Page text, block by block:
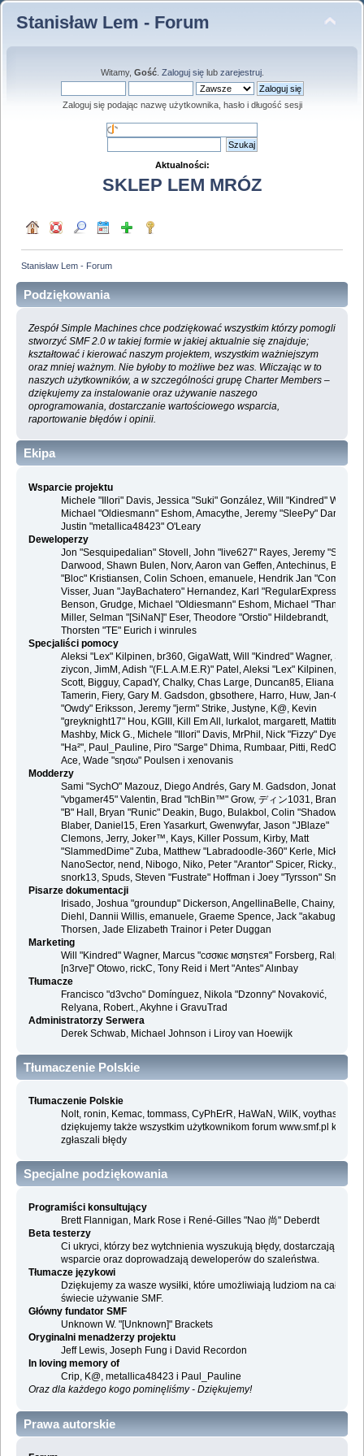
Stanisław Lem - Forum
Witamy, Gość. Zaloguj sięlub zarejestruj.
Zaloguj się podając nazwę użytkownika, hasło i długość sesji
Aktualności:
SKLEP LEM MRÓZ
Stanisław Lem - Forum
Podziękowania
Zespół Simple Machines chce podziękować wszystkim którzy pomogli
stworzyć SMF 2.0 w takiej formie w jakiej aktualnie się znajduje;
kształtować i kierować naszym projektem, wszystkim ważniejszym
oraz mniej ważnym. Nie byłoby to możliwe bez was. Wliczając w to
naszych użytkowników, a w szczególności grupę Charter Members –
dziękujemy za instalowanie oraz używanie naszego
oprogramowania, dostarczanie wartościowego wsparcia,
raportowanie błędów i opinii.
Ekipa
Wsparcie projektu
Michele "Illori" Davis, Jessica "Suki" González, Will "Kindred"
Michael "Oldiesmann" Eshom, Amacythe, Jeremy "SleePy" Darwood
Justin "metallica48423" O'Leary
Deweloperzy
Jon "Sesquipedalian" Stovell, John "live627" Rayes, Jeremy
Darwood, Shawn Bulen, Norv, Aaron van Geffen, Antechinus, Bjoern
"Bloc" Kristiansen, Colin Schoen, emanuele, Hendrik Jan "Compuart"
Visser, Juan "JayBachatero" Hernandez, Karl "RegularExpression"
Benson, Grudge, Michael "Oldiesmann" Eshom, Michael "Thantos"
Miller, Selman "[SiNaN]" Eser, Theodore "Orstio" Hildebrandt,
Thorsten "TE" Eurich i winrules
Specjaliści pomocy
Aleksi "Lex" Kilpinen, br360, GigaWatt, Will "Kindred" Wagner, Steve,
ziycon, JimM, Adish "(F.L.A.M.E.R)" Patel, Aleksi "Lex" Kilpinen, Ben
Scott, Bigguy, CapadY, Chalky, Chas Large, Duncan85, Eliana
Tamerin, Fiery, Gary M. Gadsdon, gbsothere, Harro, Huw, Jan-Olof
"Owdy" Eriksson, Jeremy "jerm" Strike, Justyne, K@, Kevin
"greyknight17" Hou, KGIII, Kill Em All, lurkalot, margarett, Mattitude,
Mashby, Mick G., Michele "Illori" Davis, MrPhil, Nick "Fizzy" Dyer, Nick
"Ha²", Paul_Pauline, Piro "Sarge" Dhima, Rumbaar, Pitti, RedOne, S-
Ace, Wade "sησω" Poulsen i xenovanis
Modderzy
Sami "SychO" Mazouz, Diego Andrés, Gary M. Gadsdon, Jonathan
"vbgamer45" Valentin, Brad "IchBin™" Grow, ディン1031, Brannon
"B" Hall, Bryan "Runic" Deakin, Bugo, Bulakbol, Colin "Shadow82x"
Blaber, Daniel15, Eren Yasarkurt, Gwenwyfar, Jason "JBlaze"
Clemons, Jerry, Joker™, Kays, Killer Possum, Kirby, Matt
"SlammedDime" Zuba, Matthew "Labradoodle-360" Kerle, Mick.,
NanoSector, nend, Nibogo, Niko, Peter "Arantor" Spicer, Ricky.,
snork13, Spuds, Steven "Fustrate" Hoffman i Joey "Tyrsson" Smith
Pisarze dokumentacji
Irisado, Joshua "groundup" Dickerson, AngellinaBelle, Chainy,
Diehl, Dannii Willis, emanuele, Graeme Spence, Jack "akabugeyes"
Thorsen, Jade Elizabeth Trainor i Peter Duggan
Marketing
Will "Kindred" Wagner, Marcus "cσσкιє мσηѕтєя" Forsberg, Ralph "
[n3rve]" Otowo, rickC, Tony Reid i Mert "Antes" Alınbay
Tłumacze
Francisco "d3vcho" Domínguez, Nikola "Dzonny" Novaković,
Relyana, Robert., Akyhne i GravuTrad
Administratorzy Serwera
Derek Schwab, Michael Johnson i Liroy van Hoewijk
Tłumaczenie Polskie
Tłumaczenie Polskie
Nolt, ronin, Kemac, tommass, CyPhErR, HaWaN, WilK, voythas i
dziękujemy także wszystkim użytkownikom forum www.smf.pl którzy
zgłaszali błędy
Specjalne podziękowania
Programiści konsultujący
Brett Flannigan, Mark Rose i René-Gilles "Nao 尚" Deberdt
Beta testerzy
Ci ukryci, którzy bez wytchnienia wyszukują błędy, dostarczają
wsparcie oraz doprowadzają deweloperów do szaleństwa.
Tłumacze językowi
Dziękujemy za wasze wysiłki, które umożliwiają ludziom na całym
świecie używanie SMF.
Główny fundator SMF
Unknown W. "[Unknown]" Brackets
Oryginalni menadżerzy projektu
Jeff Lewis, Joseph Fung i David Recordon
In loving memory of
Crip, K@, metallica48423 i Paul_Pauline
Oraz dla każdego kogo pominęliśmy - Dziękujemy!
Prawa autorskie